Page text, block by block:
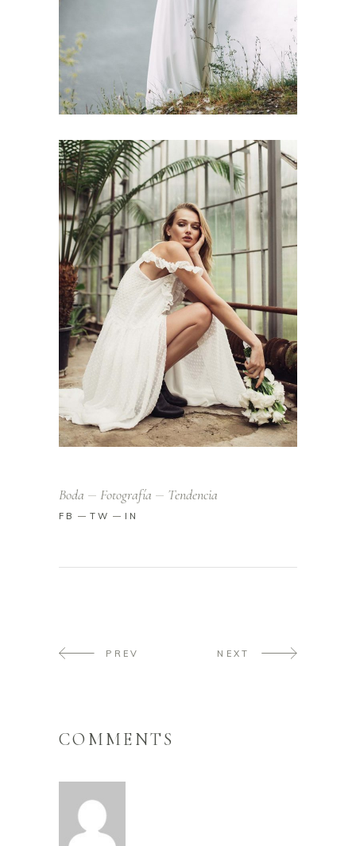
Boda Fotografía Tendencia
FB TW IN
PREV NEXT
COMMENTS